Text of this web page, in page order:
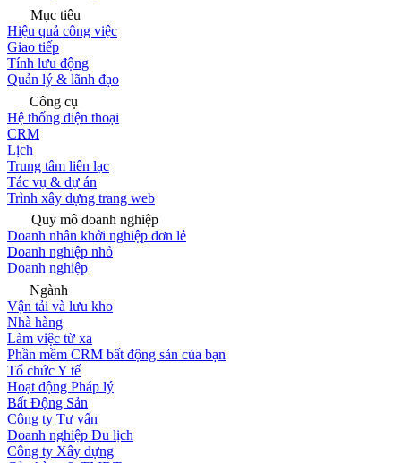
Mục tiêu
Hiệu quả công việc
Giao tiếp
Tính lưu động
Quản lý & lãnh đạo
Công cụ
Hệ thống điện thoại
CRM
Lịch
Trung tâm liên lạc
Tác vụ & dự án
Trình xây dựng trang web
Quy mô doanh nghiệp
Doanh nhân khởi nghiệp đơn lẻ
Doanh nghiệp nhỏ
Doanh nghiệp
Ngành
Vận tải và lưu kho
Nhà hàng
Làm việc từ xa
Phần mềm CRM bất động sản của bạn
Tổ chức Y tế
Hoạt động Pháp lý
Bất Động Sản
Công ty Tư vấn
Doanh nghiệp Du lịch
Công ty Xây dựng